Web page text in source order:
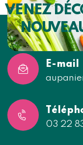
VENEZ
E-mail
03 22